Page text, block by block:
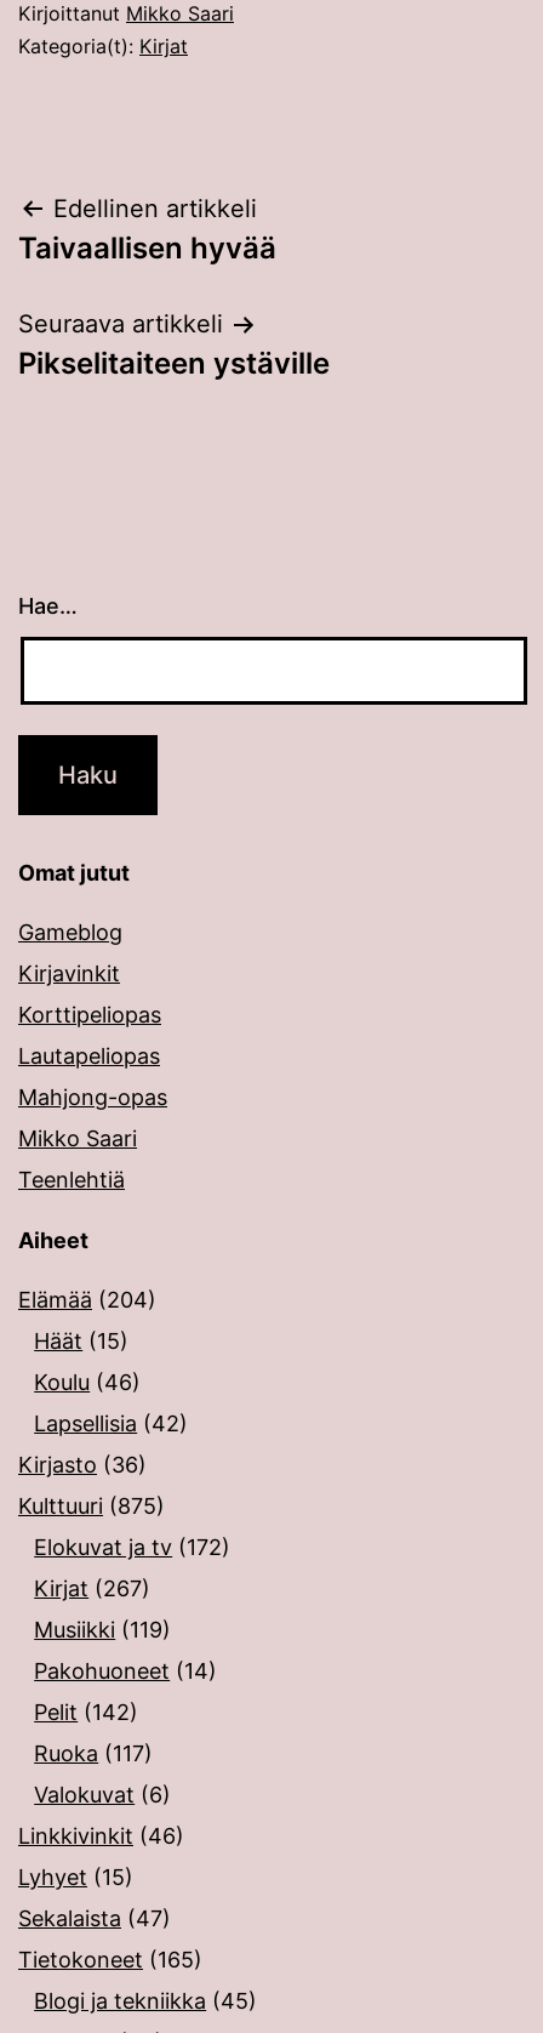
Kirjoittanut Mikko Saari
Kategoria(t): Kirjat
Artikkelien
selaus
Edellinen artikkeli
Taivaallisen hyvää
Seuraava artikkeli
Pikselitaiteen ystäville
Hae…
Kun tuloksia tulee, voit selata niitä
Omat jutut
Gameblog
Kirjavinkit
Korttipeliopas
Lautapeliopas
Mahjong-opas
Mikko Saari
Teenlehtiä
Aiheet
Elämää (204)
Häät (15)
Koulu (46)
Lapsellisia (42)
Kirjasto (36)
Kulttuuri (875)
Elokuvat ja tv (172)
Kirjat (267)
Musiikki (119)
Pakohuoneet (14)
Pelit (142)
Ruoka (117)
Valokuvat (6)
Linkkivinkit (46)
Lyhyet (15)
Sekalaista (47)
Tietokoneet (165)
Blogi ja tekniikka (45)